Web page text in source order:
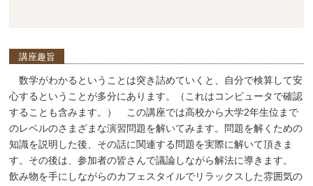
講座趣旨
数学がわかるということは突き詰めていくと、自分で検算して安
心するということが多分にあります。（これはコンピュータで確認
することも含みます。） この講座では高校から大学2年生位まで
のレベルのさまざまな演習問題を解いてみます。問題を解くための
知識を説明した後、その話に関連する問題を実際に解いて頂きま
す。その後は、参加者の皆さんで議論しながら解法に導きます。
飲み物を手にしながらのカフェスタイルでリラックスした雰囲気の